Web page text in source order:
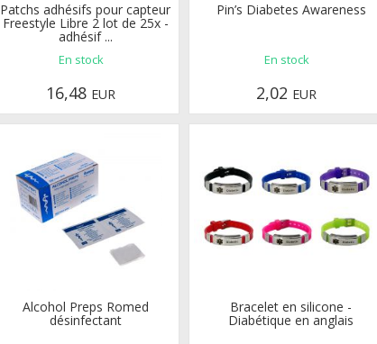
Patchs adhésifs pour capteur
Freestyle Libre 2 lot de 25x -
adhésif ...
En stock
16,48 EUR
Pin’s Diabetes Awareness
En stock
2,02 EUR
Alcohol Preps Romed
désinfectant
Bracelet en silicone -
Diabétique en anglais